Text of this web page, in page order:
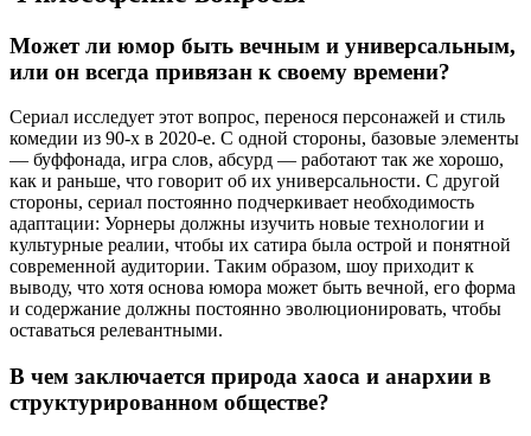
Может ли юмор быть вечным и универсальным,
или он всегда привязан к своему времени?
Сериал исследует этот вопрос, перенося персонажей и стиль
комедии из 90-х в 2020-е. С одной стороны, базовые элементы
— буффонада, игра слов, абсурд — работают так же хорошо,
как и раньше, что говорит об их универсальности. С другой
стороны, сериал постоянно подчеркивает необходимость
адаптации: Уорнеры должны изучить новые технологии и
культурные реалии, чтобы их сатира была острой и понятной
современной аудитории. Таким образом, шоу приходит к
выводу, что хотя основа юмора может быть вечной, его форма
и содержание должны постоянно эволюционировать, чтобы
оставаться релевантными.
В чем заключается природа хаоса и анархии в
структурированном обществе?